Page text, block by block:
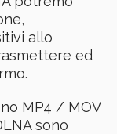
allo
ed
MP4 / MOV
sono